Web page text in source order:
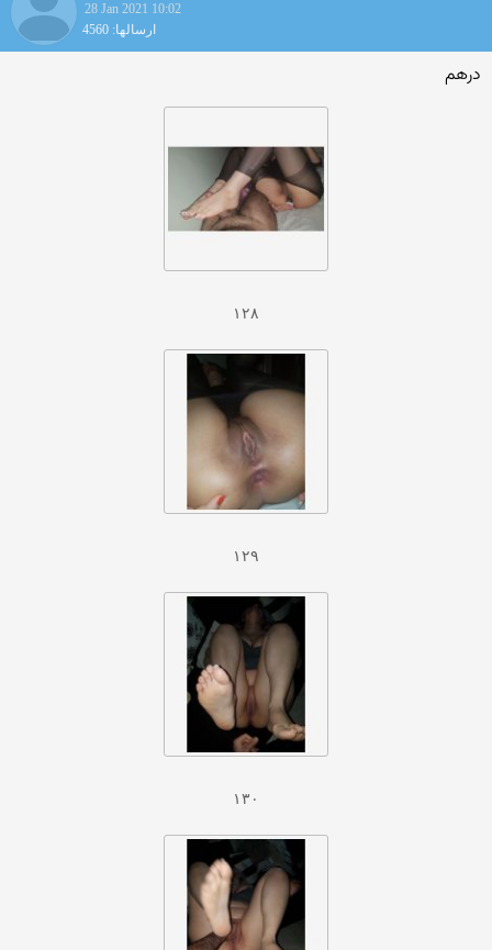
28 Jan 2021 10:02
ارسالها: 4560
درهم
۱۲۸
۱۲۹
۱۳۰